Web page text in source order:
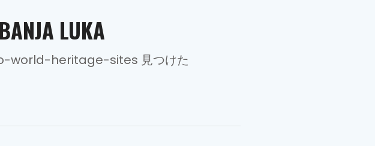
LUKA
world-heritage-sites 見つけた